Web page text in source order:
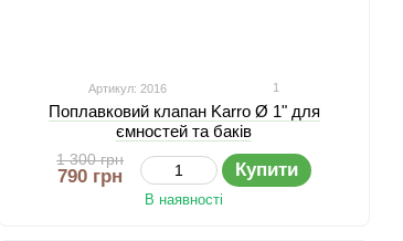
Артикул: 2016 1
Поплавковий клапан Karro Ø 1" для
ємностей та баків
1 300 грн
790 грн Купити
В наявності